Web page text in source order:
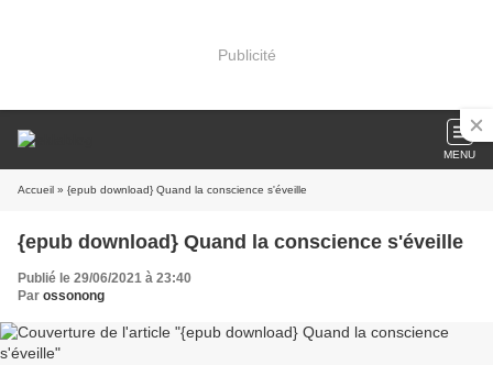
Publicité
MENU
Accueil » {epub download} Quand la conscience s'éveille
{epub download} Quand la conscience s'éveille
Publié le 29/06/2021 à 23:40
Par ossonong